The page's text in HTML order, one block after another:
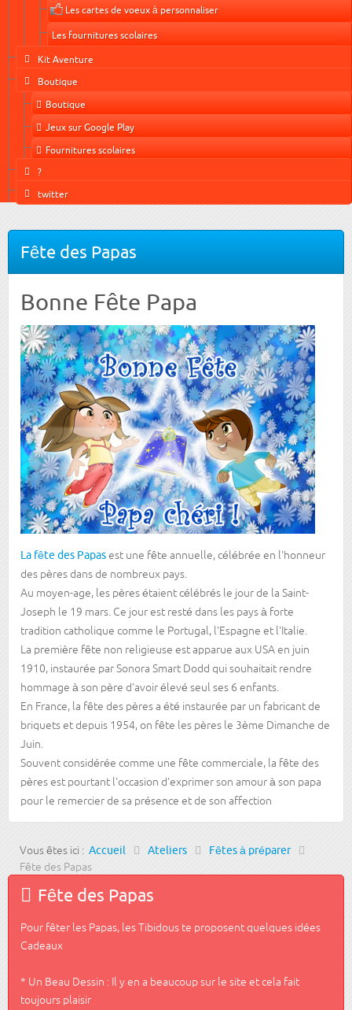
Les cartes de voeux à personnaliser
Les fournitures scolaires
Kit Aventure
Boutique
Boutique
Jeux sur Google Play
Fournitures scolaires
?
twitter
Fête des Papas
Bonne Fête Papa
La fête des Papasest une fête annuelle, célébrée en l'honneur
des pères dans de nombreux pays.
Au moyen-age, les pères étaient célébrés le jour de la Saint-
Joseph le 19 mars. Ce jour est resté dans les pays à forte
tradition catholique comme le Portugal, l'Espagne et l'Italie.
La première fête non religieuse est apparue aux USA en juin
1910, instaurée par Sonora Smart Dodd qui souhaitait rendre
hommage à son père d'avoir élevé seul ses 6 enfants.
En France, la fête des pères a été instaurée par un fabricant de
briquets et depuis 1954, on fête les pères le 3ème Dimanche de
Juin.
Souvent considérée comme une fête commerciale, la fête des
pères est pourtant l'occasion d'exprimer son amour à son papa
pour le remercier de sa présence et de son affection
Vous êtes ici : Accueil Ateliers
Fêtes à préparer
Fête des Papas
Fête des Papas
Pour fêter les Papas, les Tibidous te proposent quelques idées
Cadeaux
* Un Beau Dessin : Il y en a beaucoup sur le site et cela fait
toujours plaisir